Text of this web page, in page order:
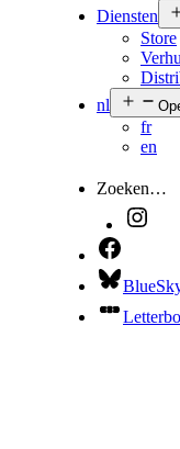
Diensten
Store
nl
fr
en
Zoeken…